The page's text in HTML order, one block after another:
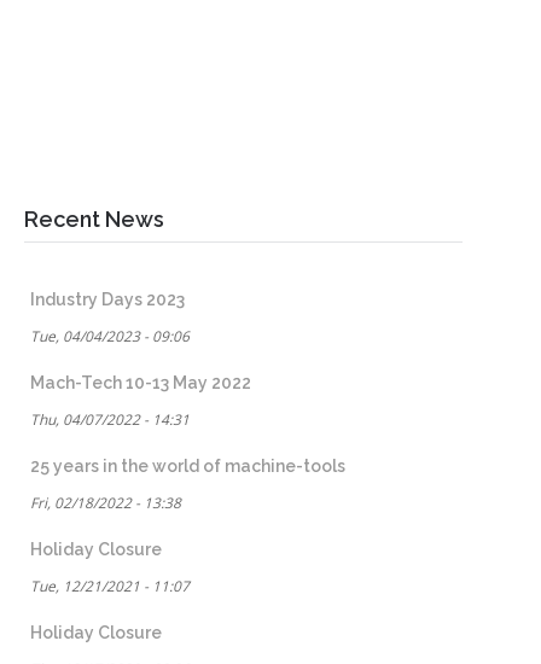
Recent News
Industry Days 2023
Tue, 04/04/2023 - 09:06
Mach-Tech 10-13 May 2022
Thu, 04/07/2022 - 14:31
25 years in the world of machine-tools
Fri, 02/18/2022 - 13:38
Holiday Closure
Tue, 12/21/2021 - 11:07
Holiday Closure